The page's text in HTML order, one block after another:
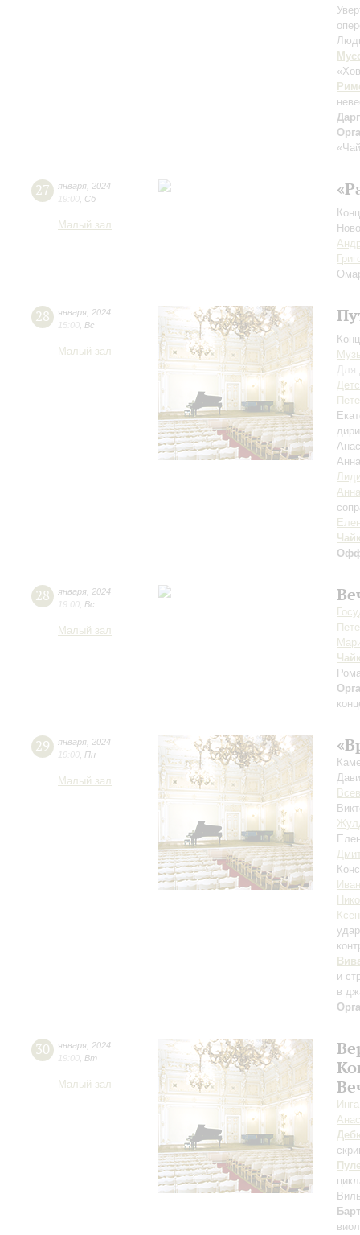
27 января 2024
19:00 Сб
Малый зал
28 января 2024
15:00 Вс
Малый зал
Для
28 января 2024
19:00 Вс
Малый зал
29 января 2024
19:00 Пн
Малый зал
и
в
30 января 2024
19:00 Вт
Малый зал